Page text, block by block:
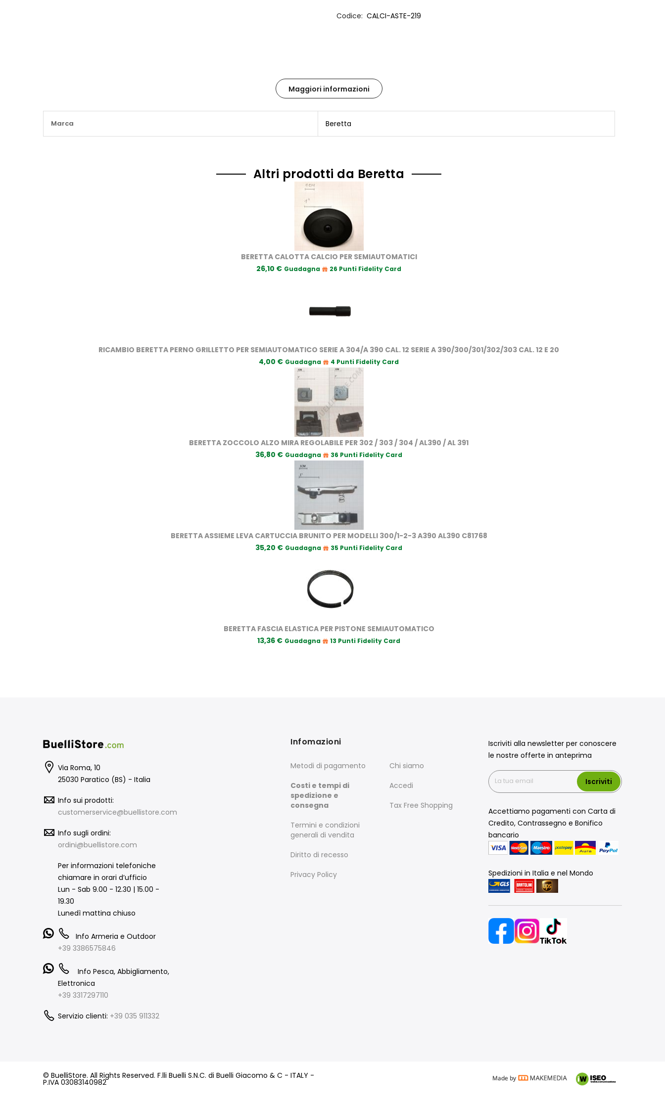
Codice CALCI-ASTE-219
Maggiori informazioni
Informazioni
Marca Beretta
Altri prodotti da Beretta
BERETTA CALOTTA CALCIO PER SEMIAUTOMATICI
26,10 € Guadagna 26 Punti Fidelity Card
RICAMBIO BERETTA PERNO GRILLETTO PER SEMIAUTOMATICO SERIE A 304/A 390 CAL. 12 SERIE A 390/300/301/302/303 CAL. 12 E 20
4,00 € Guadagna 4 Punti Fidelity Card
BERETTA ZOCCOLO ALZO MIRA REGOLABILE PER 302 / 303 / 304 / AL390 / AL 391
36,80 € Guadagna 36 Punti Fidelity Card
BERETTA ASSIEME LEVA CARTUCCIA BRUNITO PER MODELLI 300/1-2-3 A390 AL390 C81768
35,20 € Guadagna 35 Punti Fidelity Card
BERETTA FASCIA ELASTICA PER PISTONE SEMIAUTOMATICO
13,36 € Guadagna 13 Punti Fidelity Card
Via Roma, 10
25030 Paratico (BS) - Italia
Info sui prodotti:
customerservice@buellistore.com
Info sugli ordini:
ordini@buellistore.com
Per informazioni telefoniche
chiamare in orari d’ufficio
Lun - Sab 9.00 - 12.30 | 15.00 -
19.30
Lunedì mattina chiuso
Info Armeria e Outdoor
+39 3386575846
Info Pesca, Abbigliamento,
Elettronica
+39 3317297110
Servizio clienti: +39 035 911332
Infomazioni
Metodi di pagamento
Costi e tempi di
spedizione e
consegna
Termini e condizioni
generali di vendita
Diritto di recesso
Privacy Policy
Chi siamo
Accedi
Tax Free Shopping
Iscriviti alla newsletter per conoscere
le nostre offerte in anteprima
Iscriviti
Accettiamo pagamenti con Carta di
Credito, Contrassegno e Bonifico
bancario
Spedizioni in Italia e nel Mondo
© BuelliStore. All Rights Reserved. F.lli Buelli S.N.C. di Buelli Giacomo & C - ITALY -
P.IVA 03083140982